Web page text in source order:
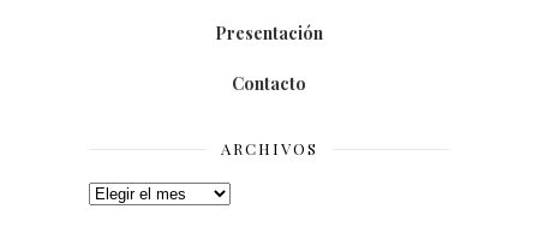
Presentación
Contacto
ARCHIVOS
Archivos